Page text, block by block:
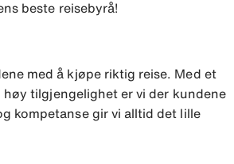
beste reisebyrå!
med å kjøpe riktig reise. Med et
tilgjengelighet er vi der kundene
kompetanse gir vi alltid det lille